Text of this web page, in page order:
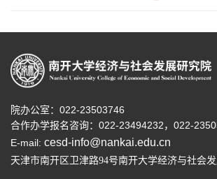
院办公室：022-23503746
合作办学报名咨询： 022-23494232， 022-
E-mail: cesd-info@nankai.edu.cn
天津市南开区卫津路94号南开大学经济与社会